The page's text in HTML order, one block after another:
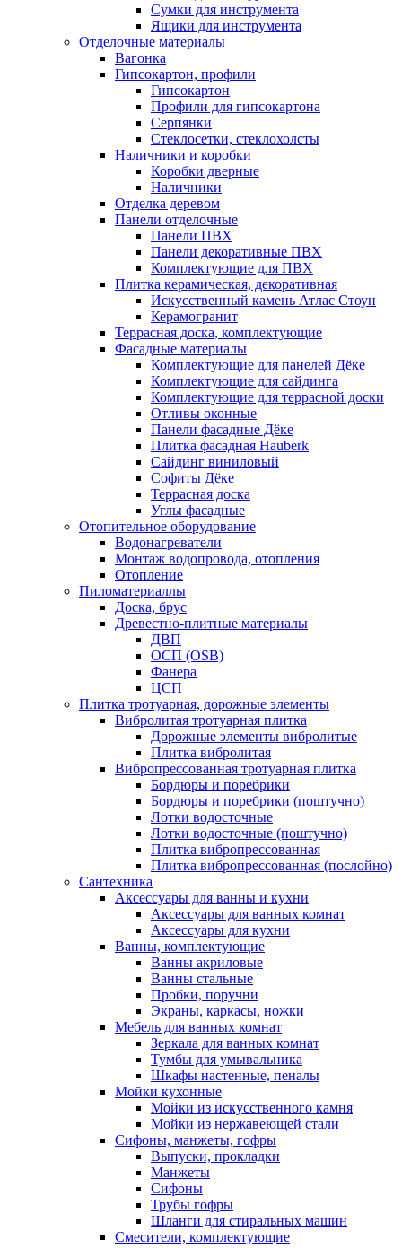
Сумки для инструмента
Ящики для инструмента
Отделочные материалы
Вагонка
Гипсокартон, профили
Гипсокартон
Профили для гипсокартона
Серпянки
Стеклосетки, стеклохолсты
Наличники и коробки
Коробки дверные
Наличники
Отделка деревом
Панели отделочные
Панели ПВХ
Панели декоративные ПВХ
Комплектующие для ПВХ
Плитка керамическая, декоративная
Искусственный камень Атлас Стоун
Керамогранит
Террасная доска, комплектующие
Фасадные материалы
Комплектующие для панелей Дёке
Комплектующие для сайдинга
Комплектующие для террасной доски
Отливы оконные
Панели фасадные Дёке
Плитка фасадная Hauberk
Сайдинг виниловый
Софиты Дёке
Террасная доска
Углы фасадные
Отопительное оборудование
Водонагреватели
Монтаж водопровода, отопления
Отопление
Пиломатериаллы
Доска, брус
Древестно-плитные материалы
ДВП
ОСП (OSB)
Фанера
ЦСП
Плитка тротуарная, дорожные элементы
Вибролитая тротуарная плитка
Дорожные элементы вибролитые
Плитка вибролитая
Вибропрессованная тротуарная плитка
Бордюры и поребрики
Бордюры и поребрики (поштучно)
Лотки водосточные
Лотки водосточные (поштучно)
Плитка вибропрессованная
Плитка вибропрессованная (послойно)
Сантехника
Аксессуары для ванны и кухни
Аксессуары для ванных комнат
Аксессуары для кухни
Ванны, комплектующие
Ванны акриловые
Ванны стальные
Пробки, поручни
Экраны, каркасы, ножки
Мебель для ванных комнат
Зеркала для ванных комнат
Тумбы для умывальника
Шкафы настенные, пеналы
Мойки кухонные
Мойки из искусственного камня
Мойки из нержавеющей стали
Сифоны, манжеты, гофры
Выпуски, прокладки
Манжеты
Сифоны
Трубы гофры
Шланги для стиральных машин
Смесители, комплектующие